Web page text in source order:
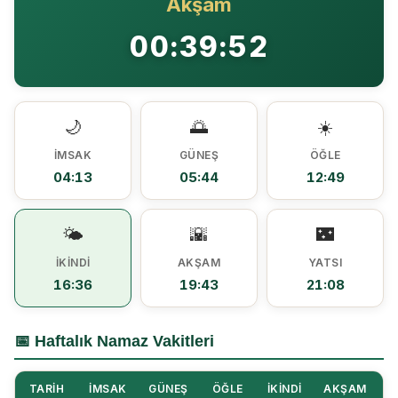
16:48 | Kaymakam Kaptanoğlu’ndan Kıbrıs Gazisi Recep Kıral’a iftar ziyareti
00:39:52
🌙
İMSAK
04:13
🌅
GÜNEŞ
05:44
☀️
ÖĞLE
12:49
🌤️
İKINDI
16:36
🌇
AKŞAM
19:43
🌃
YATSI
21:08
📅 Haftalık Namaz Vakitleri
TARIH İMSAK GÜNEŞ ÖĞLE İKINDI AKŞAM